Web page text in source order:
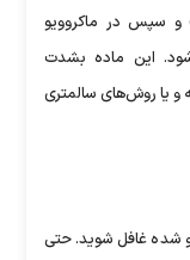
و سپس در ماکروویو
این ماده بشدت
و یا روش‌های سالمتری
شده غافل شوید. حتی